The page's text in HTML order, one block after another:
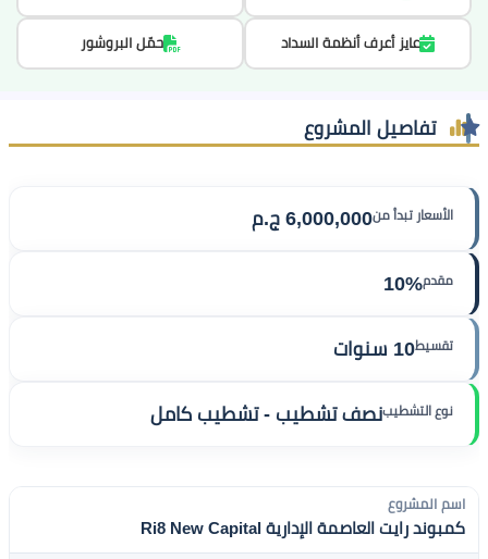
عايز أعرف أنظمة السداد حمّل البروشور
تفاصيل المشروع
الأسعار تبدأ من6,000,000 ج.م
مقدم10%
تقسيط10 سنوات
نوع التشطيبنصف تشطيب - تشطيب كامل
اسم المشروع
كمبوند رايت العاصمة الإدارية Ri8 New Capital